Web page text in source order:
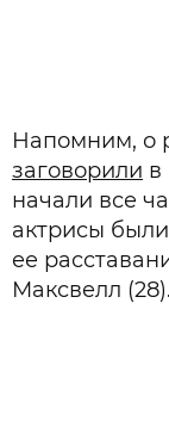
Напомним, о
заговорили в
начали все
актрисы
ее
Максвелл (28).